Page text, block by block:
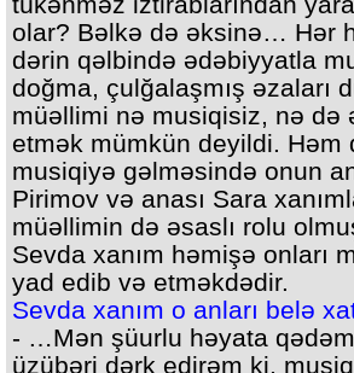
olar? Bəlkə də əksinə… Hər
dərin qəlbində ədəbiyyatla
doğma, çulğalaşmış əzaları
müəllimi nə musiqisiz, nə də
etmək mümkün deyildi. Həm
musiqiyə gəlməsində onun
Pirimov və anası Sara
müəllimin də əsaslı rolu
Sevda xanım həmişə onları
yad edib və etməkdədir.
Sevda xanım o anları belə
- …Mən şüurlu həyata
üzübəri dərk edirəm ki,